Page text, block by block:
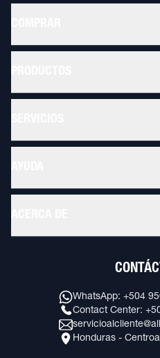
WhatsApp: +504
Contact Center:
Honduras -